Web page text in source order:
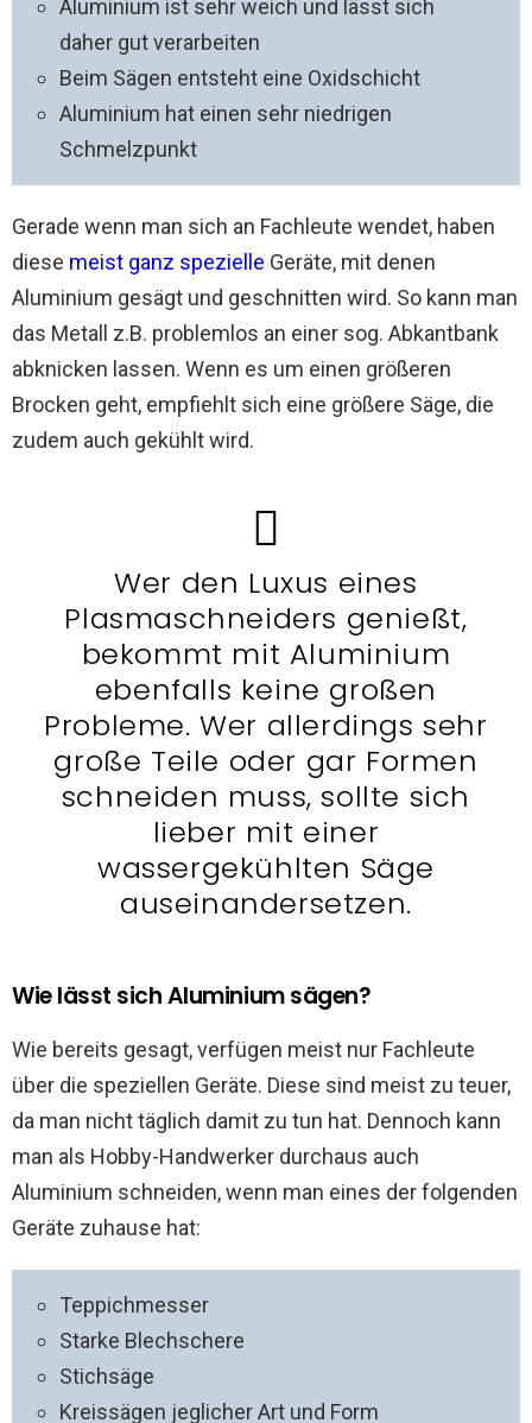
Aluminium ist sehr weich und lässt sich
daher gut verarbeiten
Beim Sägen entsteht eine Oxidschicht
Aluminium hat einen sehr niedrigen
Schmelzpunkt
Gerade wenn man sich an Fachleute wendet, haben
diese meist ganz spezielle Geräte, mit denen
Aluminium gesägt und geschnitten wird. So kann man
das Metall z.B. problemlos an einer sog. Abkantbank
abknicken lassen. Wenn es um einen größeren
Brocken geht, empfiehlt sich eine größere Säge, die
zudem auch gekühlt wird.
Wer den Luxus eines
Plasmaschneiders genießt,
bekommt mit Aluminium
ebenfalls keine großen
Probleme. Wer allerdings sehr
große Teile oder gar Formen
schneiden muss, sollte sich
lieber mit einer
wassergekühlten Säge
auseinandersetzen.
Wie lässt sich Aluminium sägen?
Wie bereits gesagt, verfügen meist nur Fachleute
über die speziellen Geräte. Diese sind meist zu teuer,
da man nicht täglich damit zu tun hat. Dennoch kann
man als Hobby-Handwerker durchaus auch
Aluminium schneiden, wenn man eines der folgenden
Geräte zuhause hat:
Teppichmesser
Starke Blechschere
Stichsäge
Kreissägen jeglicher Art und Form